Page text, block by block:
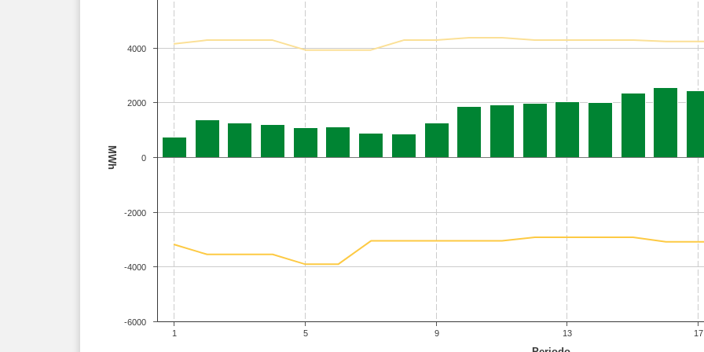
MWh
1 5 9 13 17
-4000
-2000
0
2000
4000
-6000